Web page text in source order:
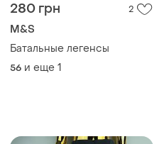
280 грн 2
M&S
Батальные легенсы
56 и еще 1